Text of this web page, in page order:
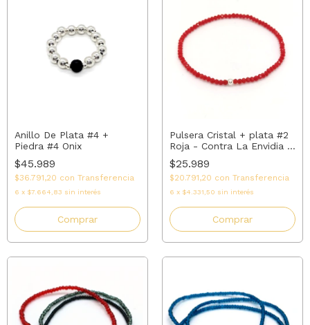
Anillo De Plata #4 +
Piedra #4 Onix
$45.989
$36.791,20 con Transferencia
6 x $7.664,83 sin interés
Comprar
Pulsera Cristal + plata #2
Roja - Contra La Envidia |
AMALO
$25.989
$20.791,20 con Transferencia
6 x $4.331,50 sin interés
Comprar